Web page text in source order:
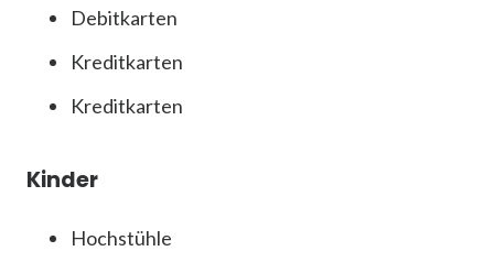
Debitkarten
Kreditkarten
Kreditkarten
Kinder
Hochstühle